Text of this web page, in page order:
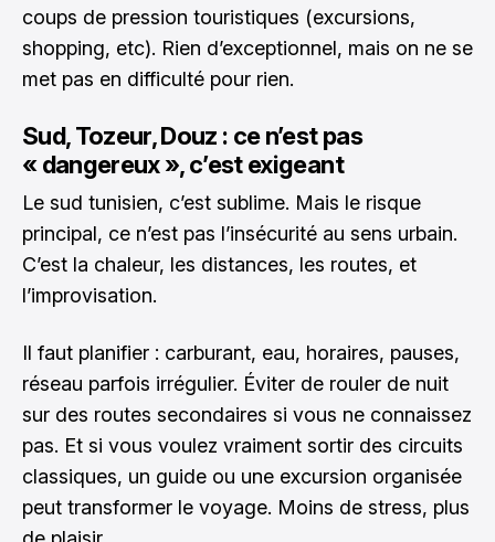
coups de pression touristiques (excursions,
shopping, etc). Rien d’exceptionnel, mais on ne se
met pas en difficulté pour rien.
Sud, Tozeur, Douz : ce n’est pas
« dangereux », c’est exigeant
Le sud tunisien, c’est sublime. Mais le risque
principal, ce n’est pas l’insécurité au sens urbain.
C’est la chaleur, les distances, les routes, et
l’improvisation.
Il faut planifier : carburant, eau, horaires, pauses,
réseau parfois irrégulier. Éviter de rouler de nuit
sur des routes secondaires si vous ne connaissez
pas. Et si vous voulez vraiment sortir des circuits
classiques, un guide ou une excursion organisée
peut transformer le voyage. Moins de stress, plus